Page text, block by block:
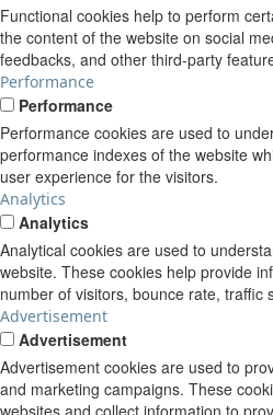
Functional cookies help to perform
the content of the website on social
feedbacks, and other third-party
Performance
Performance
Performance cookies are used to
performance indexes of the website
user experience for the visitors.
Analytics
Analytics
Analytical cookies are used to
website. These cookies help provide
number of visitors, bounce rate, traffic
Advertisement
Advertisement
Advertisement cookies are used to
and marketing campaigns. These
websites and collect information to